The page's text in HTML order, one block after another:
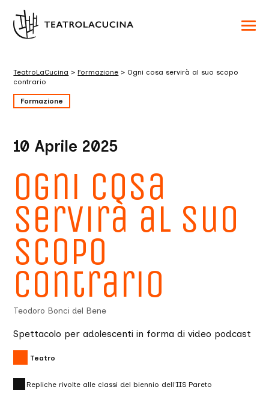
TeatroLaCucina > Formazione > Ogni cosa servirà al suo scopo
contrario
Formazione
10 Aprile 2025
Ogni cosa
servirà al suo
scopo
contrario
Teodoro Bonci del Bene
Spettacolo per adolescenti in forma di video podcast
Teatro
Repliche rivolte alle classi del biennio dell’IIS Pareto